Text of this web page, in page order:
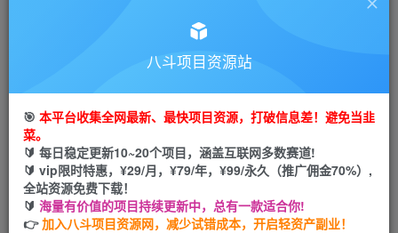
此内容为付费阅读，请付费后查看
金币9.9 99
会员免费
立即购买
您当前未登录！建议登陆后购买，可保存购买订单
八斗项目资源站
🎯 本平台收集全网最新、最快项目资源，打破信息差！避免当韭
菜。
🔰 每日稳定更新10~20个项目，涵盖互联网多数赛道!
🔰 vip限时特惠，¥29/月，¥79/年，¥99/永久（推广佣金70%）,
全站资源免费下载！
🔰 海量有价值的项目持续更新中，总有一款适合你!
👉加入八斗项目资源网，减少试错成本，开启轻资产副业！